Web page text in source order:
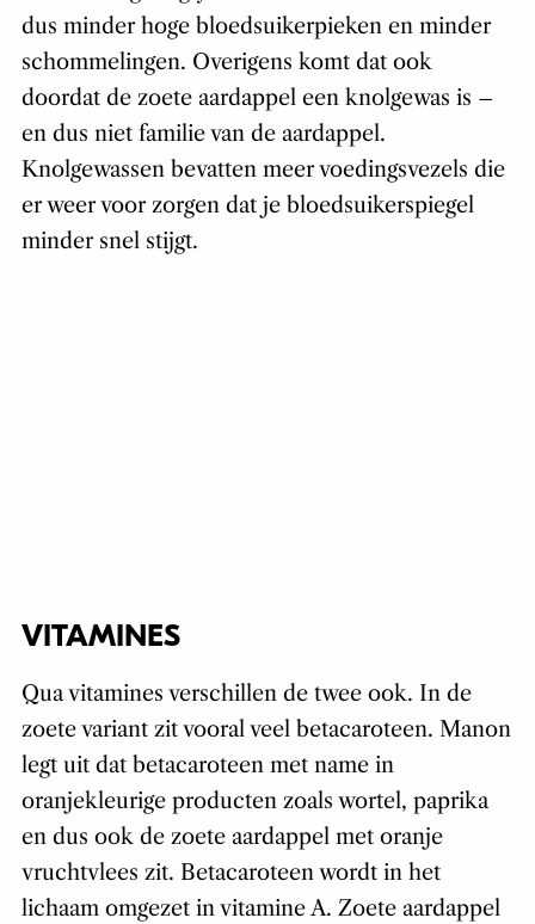
dus minder hoge bloedsuikerpieken en minder
schommelingen. Overigens komt dat ook
doordat de zoete aardappel een knolgewas is –
en dus niet familie van de aardappel.
Knolgewassen bevatten meer voedingsvezels die
er weer voor zorgen dat je bloedsuikerspiegel
minder snel stijgt.
VITAMINES
Qua vitamines verschillen de twee ook. In de
zoete variant zit vooral veel betacaroteen. Manon
legt uit dat betacaroteen met name in
oranjekleurige producten zoals wortel, paprika
en dus ook de zoete aardappel met oranje
vruchtvlees zit. Betacaroteen wordt in het
lichaam omgezet in vitamine A. Zoete aardappel